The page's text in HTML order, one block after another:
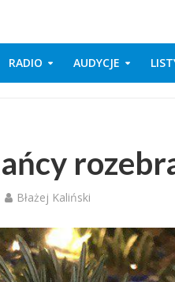
RADIO AUDYCJE
Błażej Kaliński